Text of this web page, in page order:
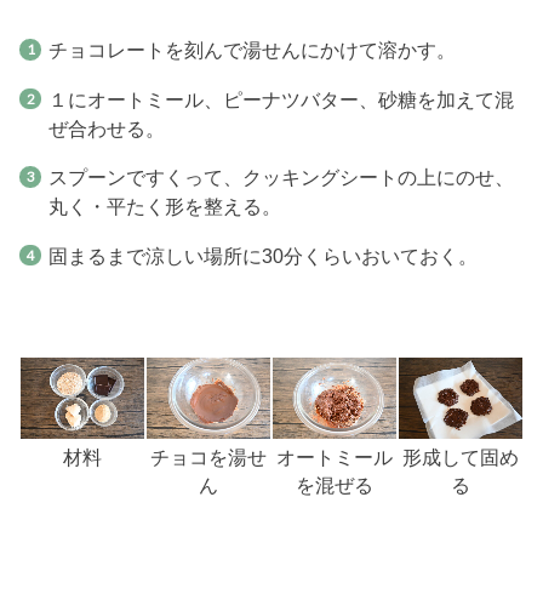
チョコレートを刻んで湯せんにかけて溶かす。
１にオートミール、ピーナツバター、砂糖を加えて混
ぜ合わせる。
スプーンですくって、クッキングシートの上にのせ、
丸く・平たく形を整える。
固まるまで涼しい場所に30分くらいおいておく。
材料
チョコを湯せ
ん
オートミール
を混ぜる
形成して固め
る